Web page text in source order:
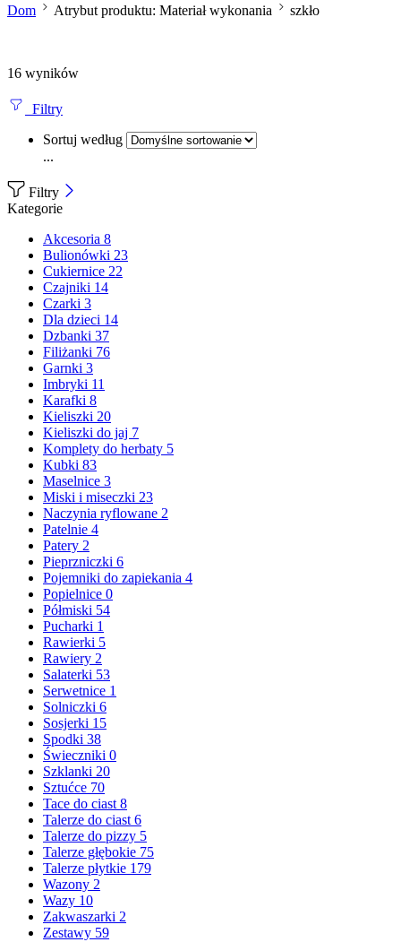
Dom Atrybut produktu: Materiał wykonania szkło
16 wyników
Filtry
Sortuj według
...
Filtry
Kategorie
Akcesoria 8
Bulionówki 23
Cukiernice 22
Czajniki 14
Czarki 3
Dla dzieci 14
Dzbanki 37
Filiżanki 76
Garnki 3
Imbryki 11
Karafki 8
Kieliszki 20
Kieliszki do jaj 7
Komplety do herbaty 5
Kubki 83
Maselnice 3
Miski i miseczki 23
Naczynia ryflowane 2
Patelnie 4
Patery 2
Pieprzniczki 6
Pojemniki do zapiekania 4
Popielnice 0
Półmiski 54
Pucharki 1
Rawierki 5
Rawiery 2
Salaterki 53
Serwetnice 1
Solniczki 6
Sosjerki 15
Spodki 38
Świeczniki 0
Szklanki 20
Sztućce 70
Tace do ciast 8
Talerze do ciast 6
Talerze do pizzy 5
Talerze głębokie 75
Talerze płytkie 179
Wazony 2
Wazy 10
Zakwaszarki 2
Zestawy 59